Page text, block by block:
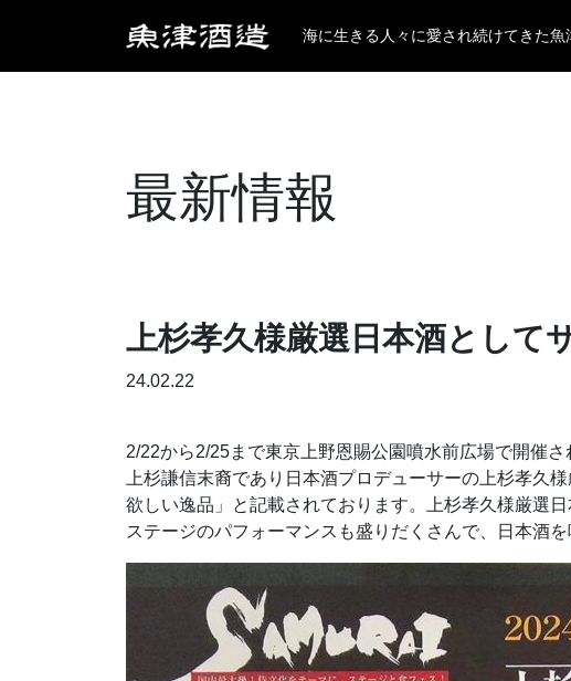
海に生きる人々に愛され続けてきた魚
最新情報
上杉孝久様厳選日本酒として
24.02.22
2/22から2/25まで東京上野恩賜公園噴水前広場で開催
上杉謙信末裔であり日本酒プロデューサーの上杉孝久
欲しい逸品」と記載されております。上杉孝久様厳選
ステージのパフォーマンスも盛りだくさんで、日本酒